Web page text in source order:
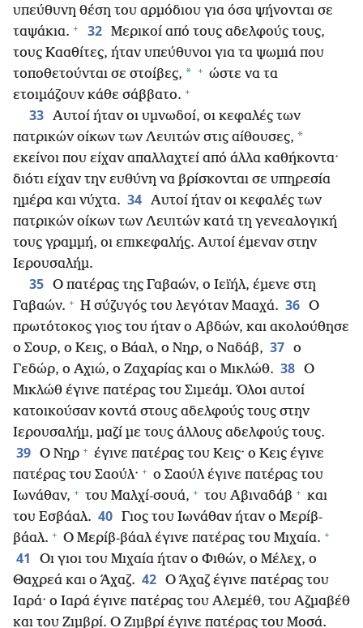
υπεύθυνη θέση του αρμόδιου για όσα ψήνονται σε
ταψάκια. + 32 Μερικοί από τους αδελφούς τους,
τους Κααθίτες, ήταν υπεύθυνοι για τα ψωμιά που
τοποθετούνται σε στοίβες, * + ώστε να τα
ετοιμάζουν κάθε σάββατο. +
33 Αυτοί ήταν οι υμνωδοί, οι κεφαλές των
πατρικών οίκων των Λευιτών στις αίθουσες, *
εκείνοι που είχαν απαλλαχτεί από άλλα καθήκοντα·
διότι είχαν την ευθύνη να βρίσκονται σε υπηρεσία
ημέρα και νύχτα. 34 Αυτοί ήταν οι κεφαλές των
πατρικών οίκων των Λευιτών κατά τη γενεαλογική
τους γραμμή, οι επικεφαλής. Αυτοί έμεναν στην
Ιερουσαλήμ.
35 Ο πατέρας της Γαβαών, ο Ιεϊήλ, έμενε στη
Γαβαών. + Η σύζυγός του λεγόταν Μααχά. 36 Ο
πρωτότοκος γιος του ήταν ο Αβδών, και ακολούθησε
ο Σουρ, ο Κεις, ο Βάαλ, ο Νηρ, ο Ναδάβ, 37 ο
Γεδώρ, ο Αχιώ, ο Ζαχαρίας και ο Μικλώθ. 38 Ο
Μικλώθ έγινε πατέρας του Σιμεάμ. Όλοι αυτοί
κατοικούσαν κοντά στους αδελφούς τους στην
Ιερουσαλήμ, μαζί με τους άλλους αδελφούς τους.
39 Ο Νηρ + έγινε πατέρας του Κεις· ο Κεις έγινε
πατέρας του Σαούλ· + ο Σαούλ έγινε πατέρας του
Ιωνάθαν, + του Μαλχί-σουά, + του Αβιναδάβ + και
του Εσβάαλ. 40 Γιος του Ιωνάθαν ήταν ο Μερίβ-
βάαλ. + Ο Μερίβ-βάαλ έγινε πατέρας του Μιχαία. +
41
Οι γιοι του Μιχαία ήταν ο Φιθών, ο Μέλεχ, ο
Θαχρεά και ο Άχαζ. 42 Ο Άχαζ έγινε πατέρας του
Ιαρά· ο Ιαρά έγινε πατέρας του Αλεμέθ, του Αζμαβέθ
και του Ζιμβρί. Ο Ζιμβρί έγινε πατέρας του Μοσά.